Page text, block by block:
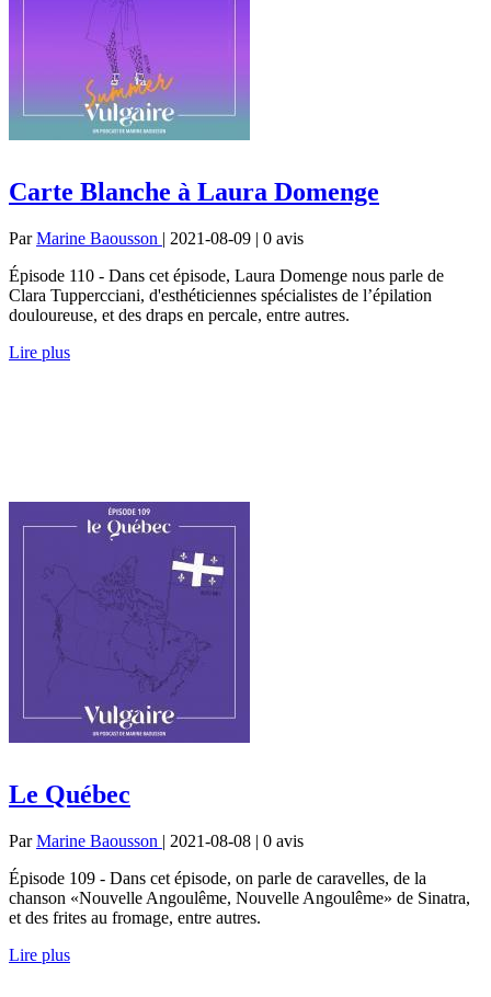
Carte Blanche à Laura Domenge
ParMarine Baousson | 2021-08-09 | 0 avis
Épisode 110 - Dans cet épisode, Laura Domenge nous parle de
Clara Tuppercciani, d'esthéticiennes spécialistes de l’épilation
douloureuse, et des draps en percale, entre autres.
Lire plus
Le Québec
ParMarine Baousson | 2021-08-08 | 0 avis
Épisode 109 - Dans cet épisode, on parle de caravelles, de la
chanson «Nouvelle Angoulême, Nouvelle Angoulême» de Sinatra,
et des frites au fromage, entre autres.
Lire plus